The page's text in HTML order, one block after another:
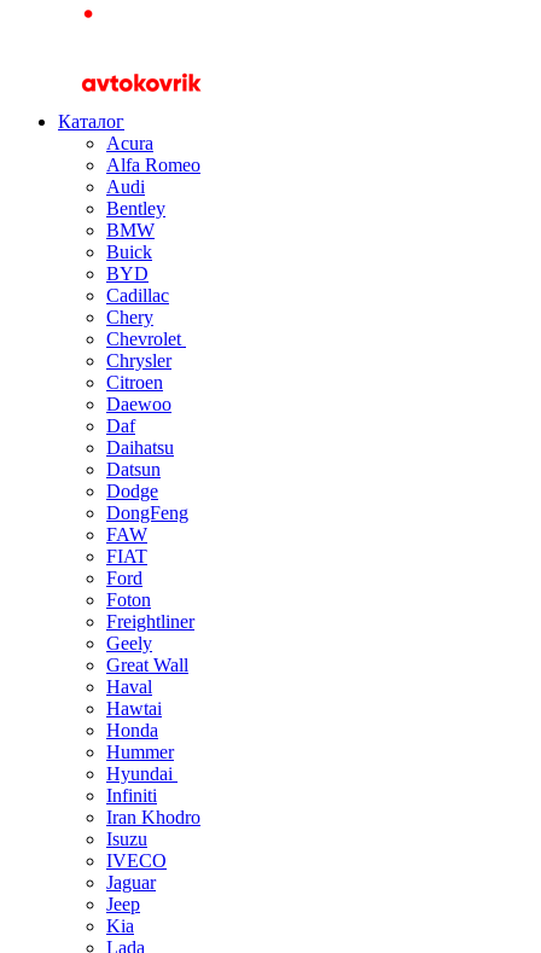
Каталог
Acura
Alfa Romeo
Audi
Bentley
BMW
Buick
BYD
Cadillac
Chery
Chevrolet
Chrysler
Citroen
Daewoo
Daf
Daihatsu
Datsun
Dodge
DongFeng
FAW
FIAT
Ford
Foton
Freightliner
Geely
Great Wall
Haval
Hawtai
Honda
Hummer
Hyundai
Infiniti
Iran Khodro
Isuzu
IVECO
Jaguar
Jeep
Kia
Lada